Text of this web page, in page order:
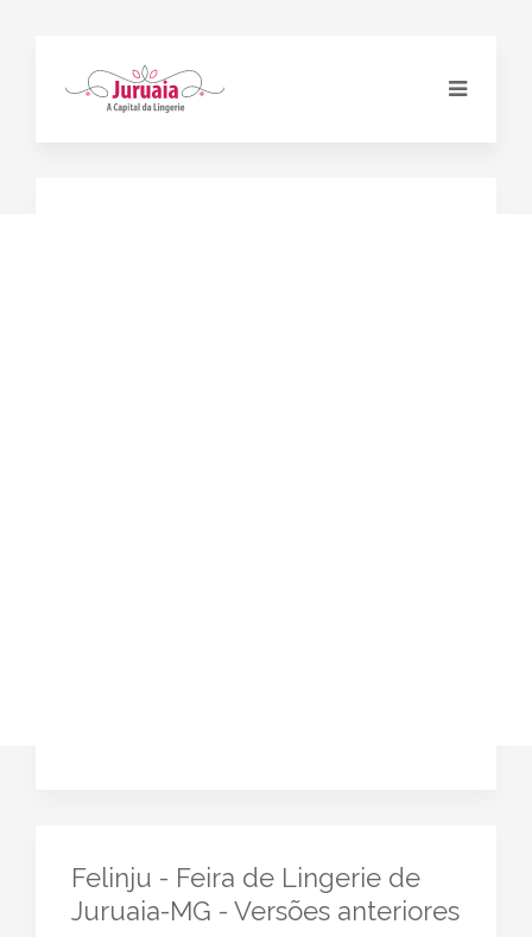
Felinju - Feira de Lingerie de
Juruaia-MG - Versões anteriores